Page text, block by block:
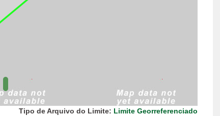
Tipo de Arquivo do Limite: Limite Georreferenciado